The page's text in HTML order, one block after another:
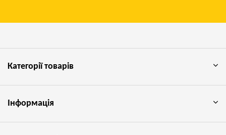
Категорії товарів
Інформація